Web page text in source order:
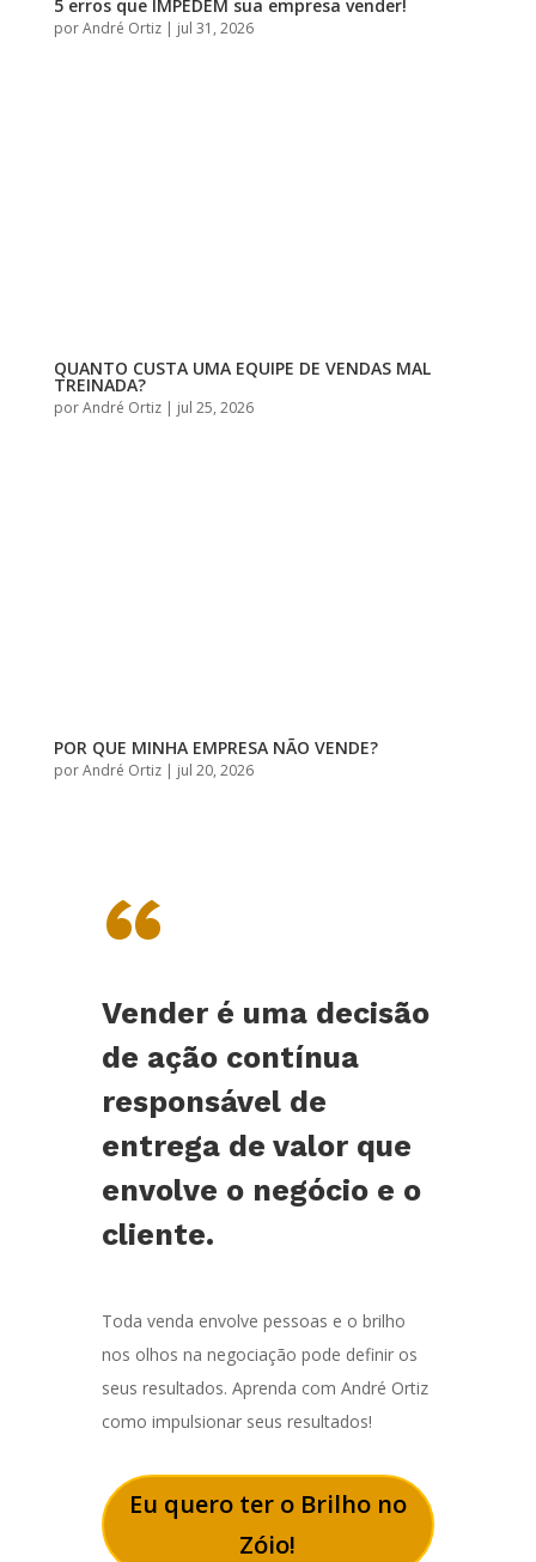
5 erros que IMPEDEM sua empresa vender!
porAndré Ortiz| jul 31, 2026
QUANTO CUSTA UMA EQUIPE DE VENDAS MAL
TREINADA?
porAndré Ortiz| jul 25, 2026
POR QUE MINHA EMPRESA NÃO VENDE?
porAndré Ortiz| jul 20, 2026
“
Vender é uma decisão
de ação contínua
responsável de
entrega de valor que
envolve o negócio e o
cliente.
Toda venda envolve pessoas e o brilho
nos olhos na negociação pode definir os
seus resultados. Aprenda com André Ortiz
como impulsionar seus resultados!
Eu quero ter o Brilho no
Zóio!